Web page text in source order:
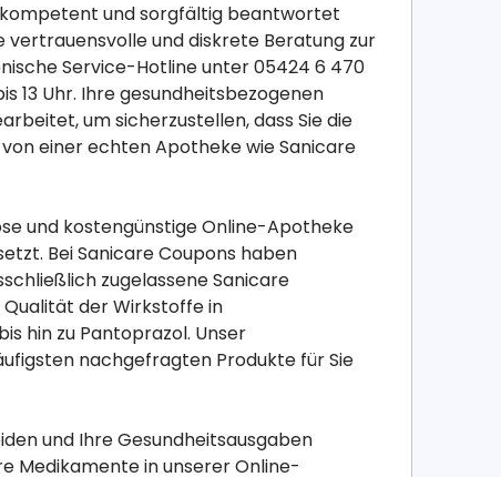
und sorgfältig beantwortet
vertrauensvolle und diskrete Beratung zur
Service-Hotline unter 05424 6 470
13 Uhr. Ihre gesundheitsbezogenen
um sicherzustellen, dass Sie die
einer echten Apotheke wie Sanicare
und kostengünstige Online-Apotheke
Bei Sanicare Coupons haben
zugelassene Sanicare
der Wirkstoffe in
hin zu Pantoprazol. Unser
nachgefragten Produkte für Sie
und Ihre Gesundheitsausgaben
Medikamente in unserer Online-